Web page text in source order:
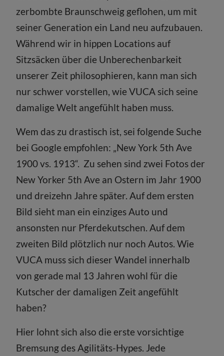
zerbombte Braunschweig geflohen, um mit
seiner Generation ein Land neu aufzubauen.
Während wir in hippen Locations auf
Sitzsäcken über die Unberechenbarkeit
unserer Zeit philosophieren, kann man sich
nur schwer vorstellen, wie VUCA sich seine
damalige Welt angefühlt haben muss.
Wem das zu drastisch ist, sei folgende Suche
bei Google empfohlen: „New York 5th Ave
1900 vs. 1913“. Zu sehen sind zwei Fotos der
New Yorker 5th Ave an Ostern im Jahr 1900
und dreizehn Jahre später. Auf dem ersten
Bild sieht man ein einziges Auto und
ansonsten nur Pferdekutschen. Auf dem
zweiten Bild plötzlich nur noch Autos. Wie
VUCA muss sich dieser Wandel innerhalb
von gerade mal 13 Jahren wohl für die
Kutscher der damaligen Zeit angefühlt
haben?
Hier lohnt sich also die erste vorsichtige
Bremsung des Agilitäts-Hypes. Jede